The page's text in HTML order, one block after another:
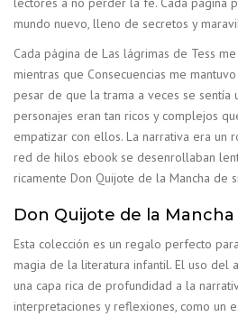
mundo nuevo, lleno de secretos y
Cada página de Las lágrimas de Tess
mientras que Consecuencias me
pesar de que la trama a veces se sentía
personajes eran tan ricos y complejos
empatizar con ellos. La narrativa era un
red de hilos ebook se desenrollaban
ricamente Don Quijote de la Mancha de
Don Quijote de la
Esta colección es un regalo perfecto
magia de la literatura infantil. El uso del
una capa rica de profundidad a la
interpretaciones y reflexiones, como un